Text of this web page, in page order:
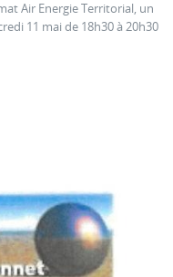
Air Energie Territorial, un
11 mai de 18h30 à 20h30